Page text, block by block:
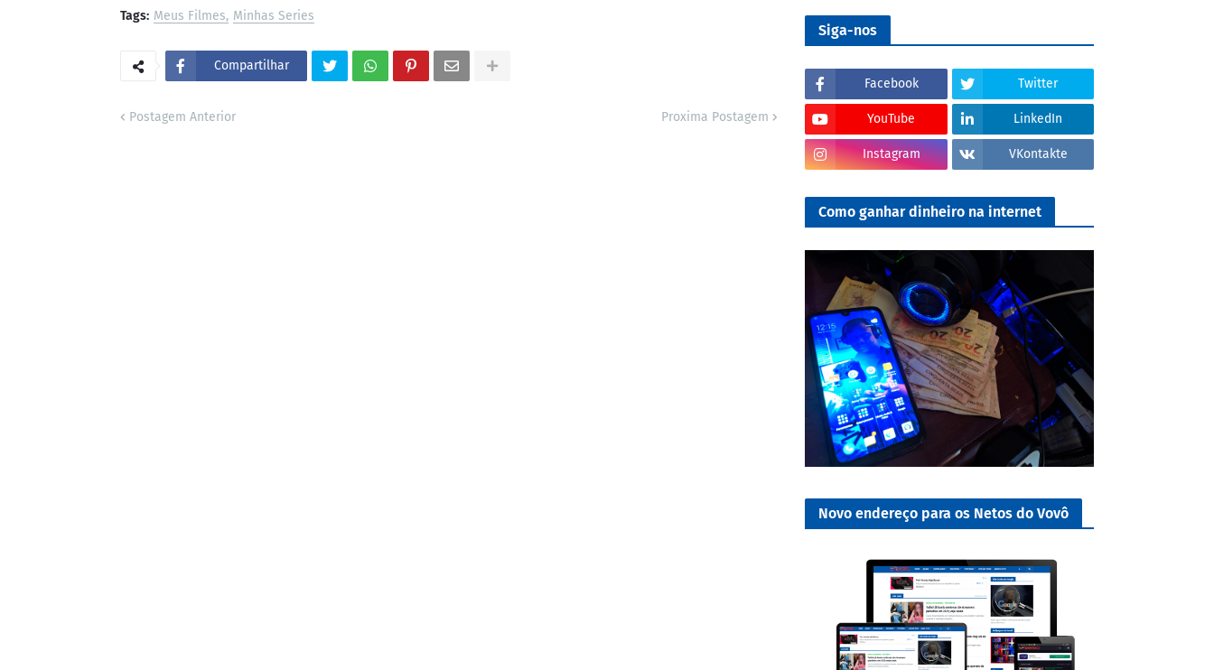
Tags: Meus Filmes Minhas Series
Compartilhar
Postagem Anterior Proxima Postagem
Siga-nos
Facebook Twitter
YouTube LinkedIn
Instagram VKontakte
Como ganhar dinheiro na internet
Novo endereço para os Netos do Vovô